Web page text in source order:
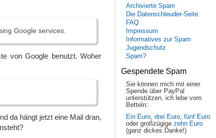
Google services.
von Google benutzt. Woher
da hängt jetzt eine Mail dran,
Archivierte Spam
Die Datenschleuder-Seite
FAQ
Impressum
Informatives zur Spam
Jugendschutz
Spam?
Gespendete Spam
Sie können mich mit einer
Spende über PayPal
unterstützen, ich lebe vom
Betteln:
Ein Euro, drei Euro, fünf Euro
oder großzügige zehn Euro
(ganz dickes Danke!)